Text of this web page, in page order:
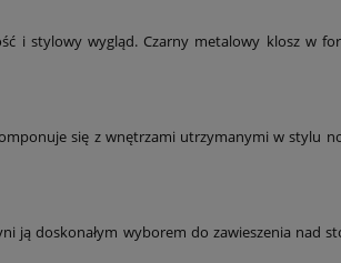
i stylowy wygląd. Czarny metalowy klosz w
się z wnętrzami utrzymanymi w
ją doskonałym wyborem do zawieszenia nad